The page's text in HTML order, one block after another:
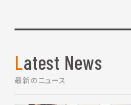
Latest News
最新のニュース